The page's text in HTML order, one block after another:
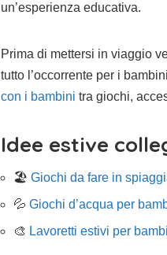
un’esperienza educativa.
Prima di mettersi in viaggio
tutto l’occorrente per i
con i bambini tra giochi,
Idee estive
🏖 Giochi da fare in
💦 Giochi d’acqua per
🎨 Lavoretti estivi per